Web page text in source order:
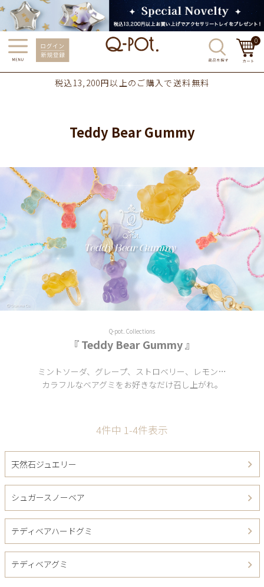
0
税込13,200円以上のご購入で送料無料
Teddy Bear Gummy
Q-pot. Collections
『 Teddy Bear Gummy 』
ミントソーダ、グレープ、ストロベリー、レモン…
カラフルなベアグミをお好きなだけ召し上がれ。
4件中 1-4件表示
天然石ジュエリー
シュガースノーベア
テディベアハードグミ
テディベアグミ